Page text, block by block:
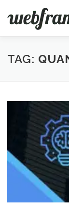
para
FERRAMENTAS
TAG: